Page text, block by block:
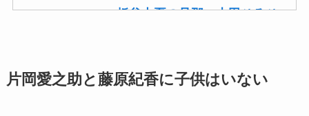
板谷由夏の旦那・古田ひろひ
菊池桃子の旦那・新原浩朗(官
片岡愛之助と藤原紀香に子供はいない